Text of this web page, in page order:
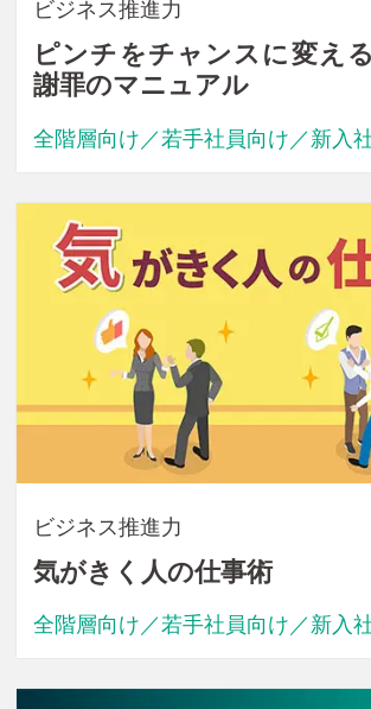
ビジネス推進力
ピンチをチャンスに変え
謝罪のマニュアル
全階層向け／若手社員向け／新入
ビジネス推進力
気がきく人の仕事術
全階層向け／若手社員向け／新入